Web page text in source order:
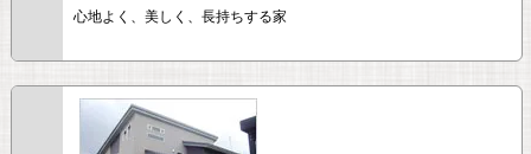
心地よく、美しく、長持ちする家